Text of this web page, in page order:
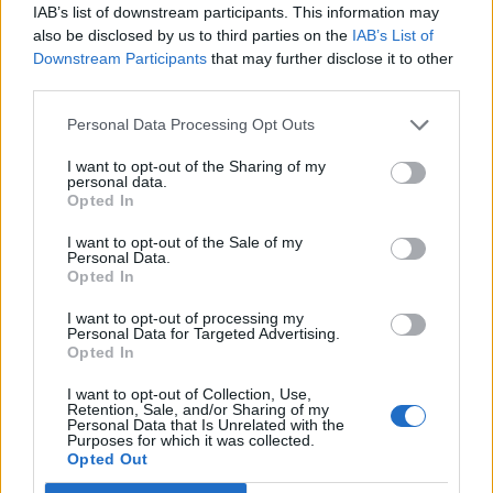
IAB’s list of downstream participants. This information may
also be disclosed by us to third parties on the IAB’s List of
Downstream Participants that may further disclose it to other
Personal Data Processing Opt Outs
I want to opt-out of the Sharing of my
personal data.
Opted In
I want to opt-out of the Sale of my
Personal Data.
Opted In
I want to opt-out of processing my
Personal Data for Targeted Advertising.
Opted In
I want to opt-out of Collection, Use,
Retention, Sale, and/or Sharing of my
Personal Data that Is Unrelated with the
Purposes for which it was collected.
Opted Out
САЩ въвеждат визови гаранции до 250
хил. долара за определени кандидати
Украйна е получила близо 200 млрд.
долара външно финансиране за